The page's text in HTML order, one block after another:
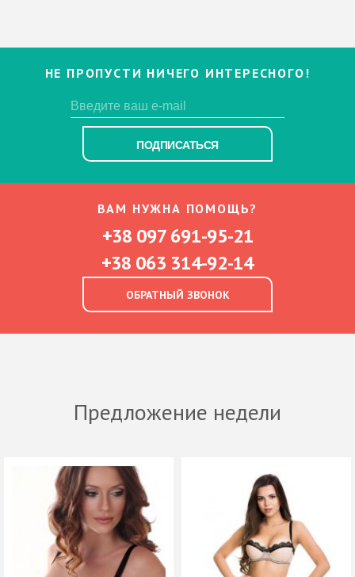
НЕ ПРОПУСТИ НИЧЕГО ИНТЕРЕСНОГО!
ПОДПИСАТЬСЯ
ВАМ НУЖНА ПОМОЩЬ?
+38 097 691-95-21
+38 063 314-92-14
ОБРАТНЫЙ ЗВОНОК
Предложение недели